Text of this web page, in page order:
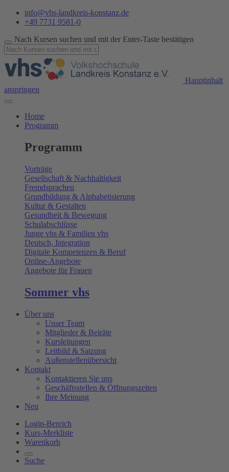
info@vhs-landkreis-konstanz.de
+49 7731 9581-0
Nach Kursen suchen und mit der Enter-Taste bestätigen
Hauptinhalt
anspringen
Home
Programm
Programm
Vorträge
Gesellschaft & Nachhaltigkeit
Fremdsprachen
Grundbildung & Alphabetisierung
Kultur & Gestalten
Gesundheit & Bewegung
Schulabschlüsse
Junge vhs & Familien vhs
Deutsch, Integration
Digitale Kompetenzen & Beruf
Online-Angebote
Angebote für Frauen
Sommer vhs
Über uns
Unser Team
Mitglieder & Beiräte
Kursleitungen
Leitbild & Satzung
Außenstellenübersicht
Kontakt
Kontaktieren Sie uns
Geschäftsstellen & Öffnungszeiten
Ihre Meinung
Neu
Login-Bereich
Kurs-Merkliste
Warenkorb
Suche